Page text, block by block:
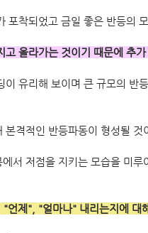
착되었고 금일 좋은 반등의
올라가는 것이기 때문에 추
유리해 보이며 큰 규모의 반
격적인 반등파동이 형성될 것
서 저점을 지키는 모습을 미루
제", "얼마나" 내리는지에 대